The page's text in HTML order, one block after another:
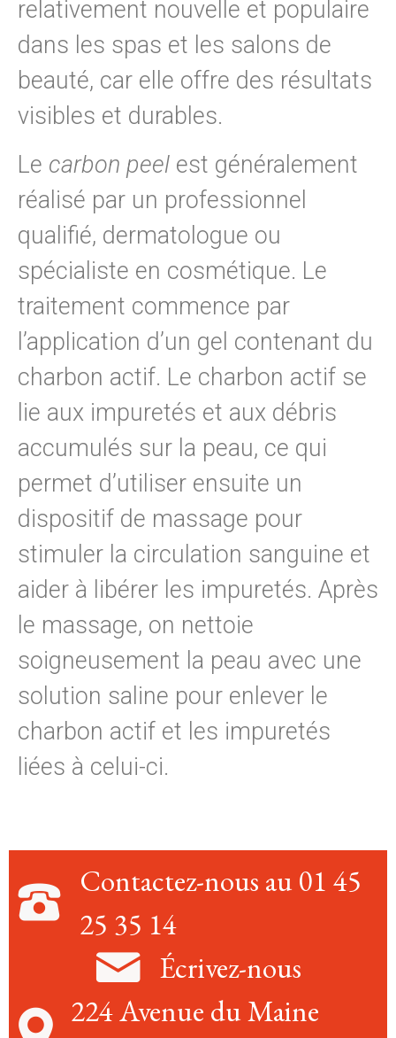
relativement nouvelle et populaire
dans les spas et les salons de
beauté, car elle offre des résultats
visibles et durables.
Le carbon peel est généralement
réalisé par un professionnel
qualifié, dermatologue ou
spécialiste en cosmétique. Le
traitement commence par
l’application d’un gel contenant du
charbon actif. Le charbon actif se
lie aux impuretés et aux débris
accumulés sur la peau, ce qui
permet d’utiliser ensuite un
dispositif de massage pour
stimuler la circulation sanguine et
aider à libérer les impuretés. Après
le massage, on nettoie
soigneusement la peau avec une
solution saline pour enlever le
charbon actif et les impuretés
liées à celui-ci.
Contactez-nous au 01 45
25 35 14
Écrivez-nous
224 Avenue du Maine